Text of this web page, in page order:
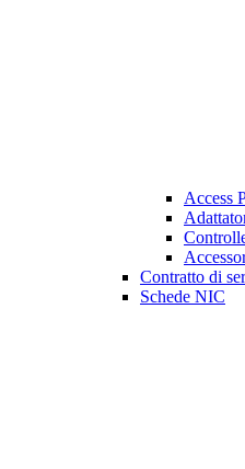
Access
Contratto di
Schede NIC